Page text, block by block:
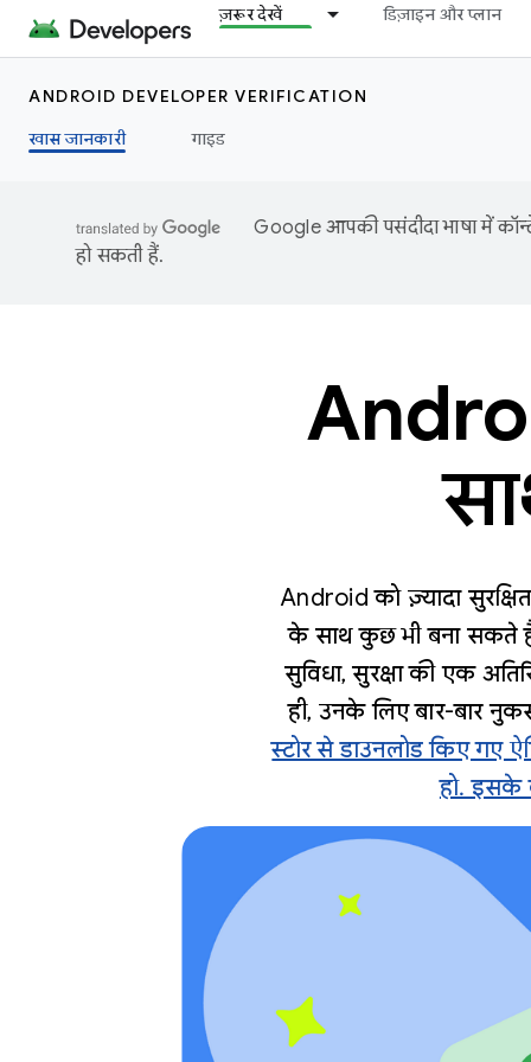
ज़रूर देखें डिज़ाइन और प्लान
ANDROID DEVELOPER VERIFICATION
खास जानकारी
गाइड
Google आपकी पसंदीदा भाषा में
हो सकती हैं.
Android को ज़्यादा
के साथ कुछ भी बना सकते
सुविधा, सुरक्षा की एक
ही, उनके लिए बार-बार
स्टोर से डाउनलोड किए गए
हो. इसके